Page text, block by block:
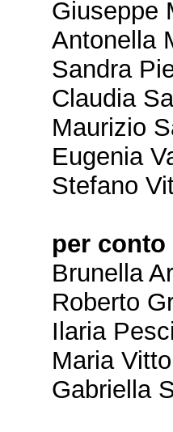
Giuseppe
Antonella
Sandra
Claudia
Maurizio
Eugenia
Stefano
per
Brunella
Roberto
Ilaria
Maria
Gabriella